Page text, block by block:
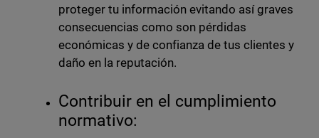
proteger tu información evitando así graves
consecuencias como son pérdidas
económicas y de confianza de tus clientes y
daño en la reputación.
Contribuir en el cumplimiento
normativo: